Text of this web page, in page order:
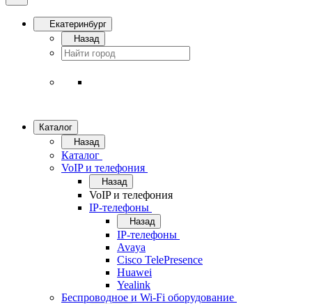
Екатеринбург
Назад
Каталог
Назад
Каталог
VoIP и телефония
Назад
VoIP и телефония
IP-телефоны
Назад
IP-телефоны
Avaya
Cisco TelePresence
Huawei
Yealink
Беспроводное и Wi-Fi оборудование